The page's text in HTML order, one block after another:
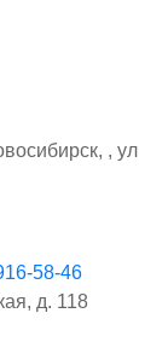
, ул
58-46
д. 118